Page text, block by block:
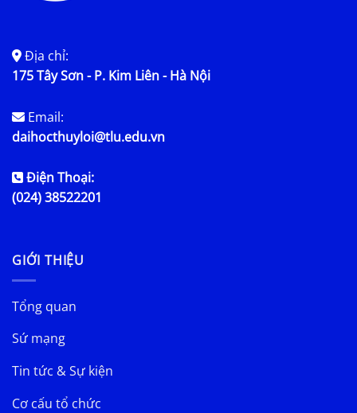
Địa chỉ:
175 Tây Sơn - P. Kim Liên - Hà Nội
Email:
daihocthuyloi@tlu.edu.vn
Điện Thoại:
(024) 38522201
GIỚI THIỆU
Tổng quan
Sứ mạng
Tin tức & Sự kiện
Cơ cấu tổ chức